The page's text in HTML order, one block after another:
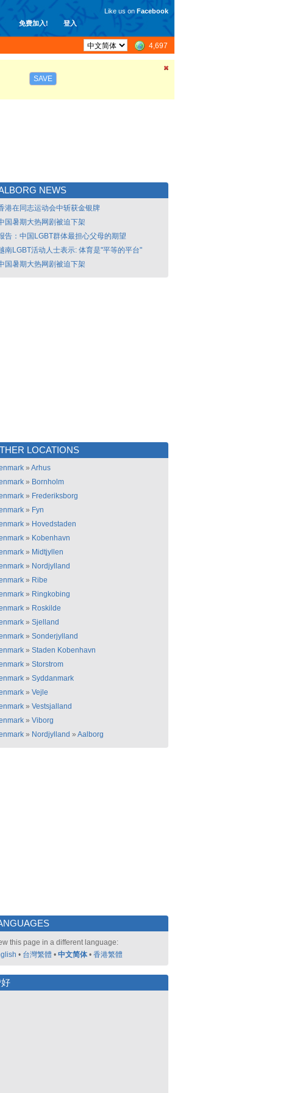
免费加入! 登入
Like us on Facebook
4,697
SAVE
NEWS
港在同志运动会中斩获金银牌
国暑期大热网剧被迫下架
告：中国LGBT群体最担心父母的期望
南LGBT活动人士表示: 体育是"平等的平台"
国暑期大热网剧被迫下架
LOCATIONS
» Arhus
» Bornholm
» Frederiksborg
» Fyn
» Hovedstaden
» Kobenhavn
» Midtjyllen
» Nordjylland
» Ribe
» Ringkobing
» Roskilde
» Sjelland
» Sonderjylland
» Staden Kobenhavn
» Storstrom
» Syddanmark
» Vejle
» Vestsjalland
» Viborg
» Nordjylland » Aalborg
this page in a different language:
• 台灣繁體 • 中文简体 • 香港繁體